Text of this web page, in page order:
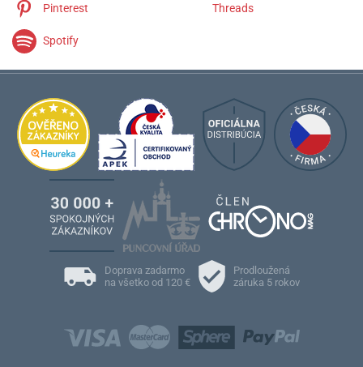
Pinterest Threads
Spotify
Doprava zadarmo
na všetko od 120 €
Prodloužená
záruka 5 rokov